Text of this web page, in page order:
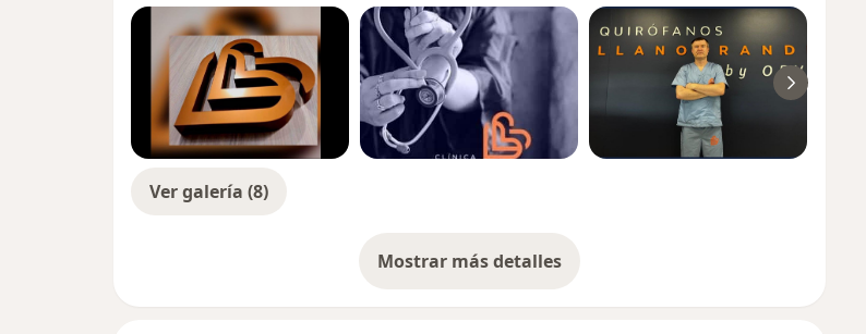
Ver galería (8)
Mostrar más detalles
sobre la experiencia